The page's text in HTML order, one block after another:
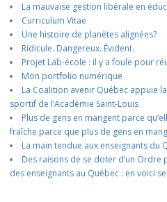
La mauvaise gestion libérale en
Curriculum Vitae
Une histoire de planètes alignées?
Ridicule. Dangereux. Évident.
Projet Lab-école : il y a foule pour
Mon portfolio numérique
La Coalition avenir Québec appuie
sportif de l’Académie Saint-Louis
Plus de gens en mangent parce
fraîche parce que plus de gens en
La main tendue aux enseignants du
Des raisons de se doter d’un
des enseignants au Québec : en voici